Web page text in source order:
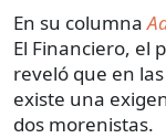
En su columna
El Financiero, el
reveló que en
existe una
dos morenistas.